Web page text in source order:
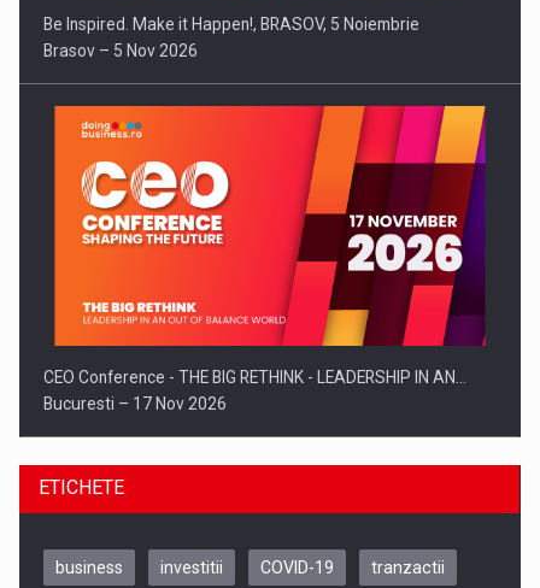
Be Inspired. Make it Happen!, BRASOV, 5 Noiembrie
Brasov – 5 Nov 2026
CEO Conference - THE BIG RETHINK - LEADERSHIP IN AN…
Bucuresti – 17 Nov 2026
ETICHETE
business investitii COVID-19 tranzactii